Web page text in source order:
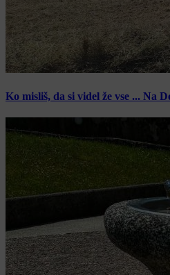
Ko misliš, da si videl že vse ... Na